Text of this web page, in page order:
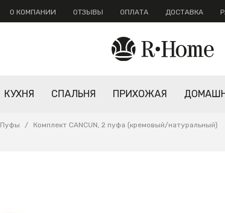
О КОМПАНИИ ОТЗЫВЫ ОПЛАТА ДОСТАВКА
КУХНЯ СПАЛЬНЯ ПРИХОЖАЯ
Пуфы / Комплект CANCUN, 2 пуфа (кремовый/натуральный)